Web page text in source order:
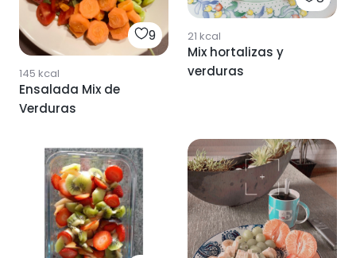
9
145 kcal
Ensalada Mix de
Verduras
21 kcal
Mix hortalizas y
verduras